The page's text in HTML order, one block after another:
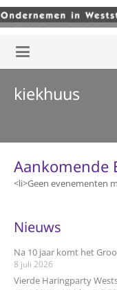
kiekhuus
Aankomende
<li>Geen evenementen
Nieuws
Na 10 jaar komt het
8 juli 2026
Vierde Haringparty